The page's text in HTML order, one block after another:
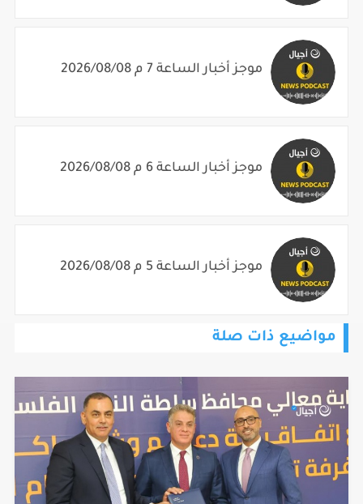
موجز أخبار الساعة 7 م 2026/08/08
موجز أخبار الساعة 6 م 2026/08/08
موجز أخبار الساعة 5 م 2026/08/08
مواضيع ذات صلة